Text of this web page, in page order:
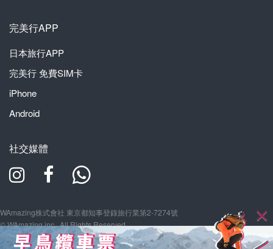
完美行APP
日本旅行APP
完美行免費SIM卡
iPhone
Android
社交媒體
WAmazing株式會社 東京都知事登錄旅行業第2-7274號
© WAmazing inc., All Rights Reserved.